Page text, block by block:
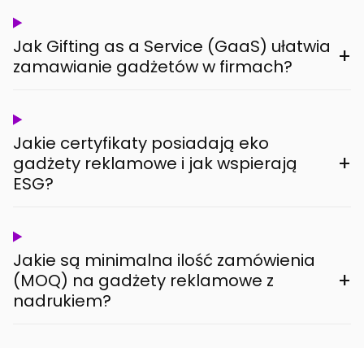
Jak Gifting as a Service (GaaS) ułatwia
zamawianie gadżetów w firmach?
+
Jakie certyfikaty posiadają eko
gadżety reklamowe i jak wspierają
ESG?
+
Jakie są minimalna ilość zamówienia
(MOQ) na gadżety reklamowe z
nadrukiem?
+